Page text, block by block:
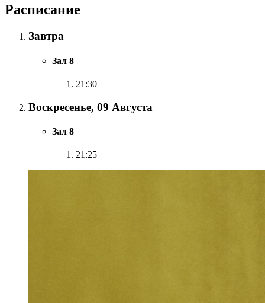
Расписание
Завтра
Зал 8
21:30
Воскресенье, 09 Августа
Зал 8
21:25